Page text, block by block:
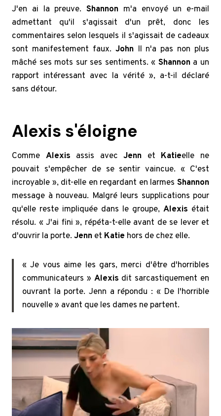
J'en ai la preuve. Shannon m'a envoyé un e-mail
admettant qu'il s'agissait d'un prêt, donc les
commentaires selon lesquels il s'agissait de cadeaux
sont manifestement faux. JohnIl n'a pas non plus
mâché ses mots sur ses sentiments. « Shannona un
rapport intéressant avec la vérité », a-t-il déclaré
sans détour.
Alexis s'éloigne
Comme Alexis assis avec Jenn et Katieelle ne
pouvait s'empêcher de se sentir vaincue. « C'est
incroyable », dit-elle en regardant en larmes Shannon
message à nouveau. Malgré leurs supplications pour
qu'elle reste impliquée dans le groupe, Alexis était
résolu. « J'ai fini », répéta-t-elle avant de se lever et
d'ouvrir la porte. Jenn et Katie hors de chez elle.
« Je vous aime les gars, merci d'être d'horribles
communicateurs » Alexis dit sarcastiquement en
ouvrant la porte. Jenn a répondu : « De l'horrible
nouvelle » avant que les dames ne partent.